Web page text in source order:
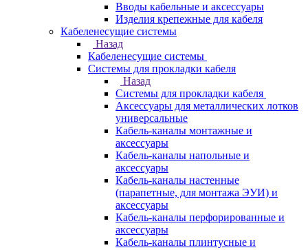
Вводы кабельные и аксессуары
Изделия крепежные для кабеля
Кабеленесущие системы
Назад
Кабеленесущие системы
Системы для прокладки кабеля
Назад
Системы для прокладки кабеля
Аксессуары для металлических лотков
универсальные
Кабель-каналы монтажные и
аксессуары
Кабель-каналы напольные и
аксессуары
Кабель-каналы настенные
(парапетные, для монтажа ЭУИ) и
аксессуары
Кабель-каналы перфорированные и
аксессуары
Кабель-каналы плинтусные и